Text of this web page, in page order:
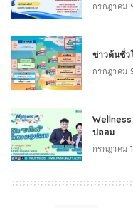
กรกฎาคม
ข่าวต้นชั่ว
กรกฎาคม
Wellness
ปลอม
กรกฎาคม